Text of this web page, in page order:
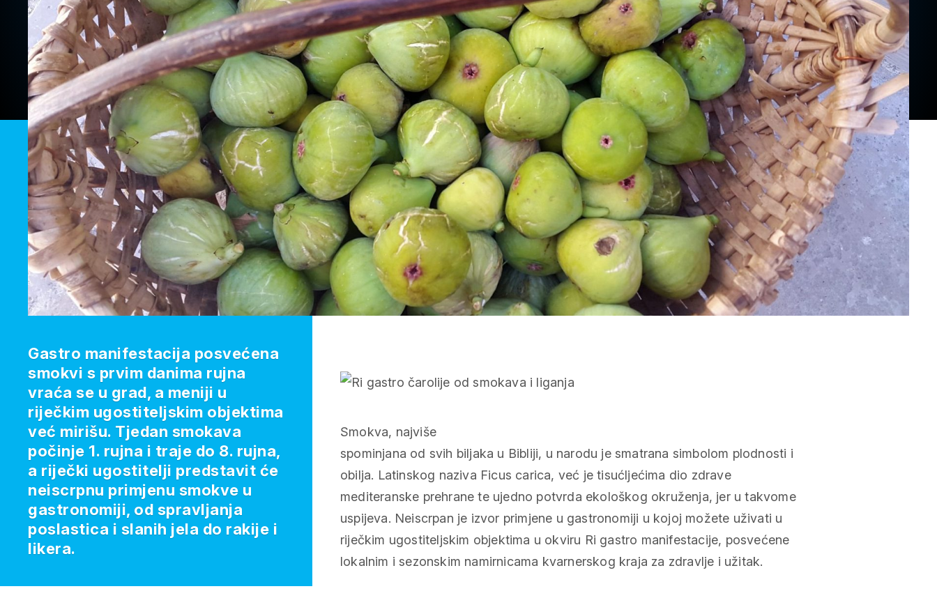
Smokva, najviše
spominjana od svih biljaka u Bibliji, u narodu je smatrana simbolom plodnosti i
obilja. Latinskog naziva Ficus carica, već je tisućljećima dio zdrave
mediteranske prehrane te ujedno potvrda ekološkog okruženja, jer u takvome
uspijeva. Neiscrpan je izvor primjene u gastronomiji u kojoj možete uživati u
riječkim ugostiteljskim objektima u okviru Ri gastro manifestacije, posvećene
lokalnim i sezonskim namirnicama kvarnerskog kraja za zdravlje i užitak.
Gastro manifestacija posvećena
smokvi s prvim danima rujna
vraća se u grad, a meniji u
riječkim ugostiteljskim objektima
već mirišu. Tjedan smokava
počinje 1. rujna i traje do 8. rujna,
a riječki ugostitelji predstavit će
neiscrpnu primjenu smokve u
gastronomiji, od spravljanja
poslastica i slanih jela do rakije i
likera.